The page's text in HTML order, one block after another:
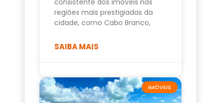
consistente dos imóveis nas
regiões mais prestigiadas da
cidade, como Cabo Branco,
SAIBA MAIS
IMÓVEIS